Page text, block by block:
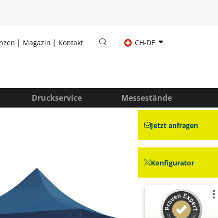
Magazin Kontakt CH-DE
Druckservice Messestände
Kundenbewertungen und Erfahrungen zu
Jetzt anfragen
Konfigurator